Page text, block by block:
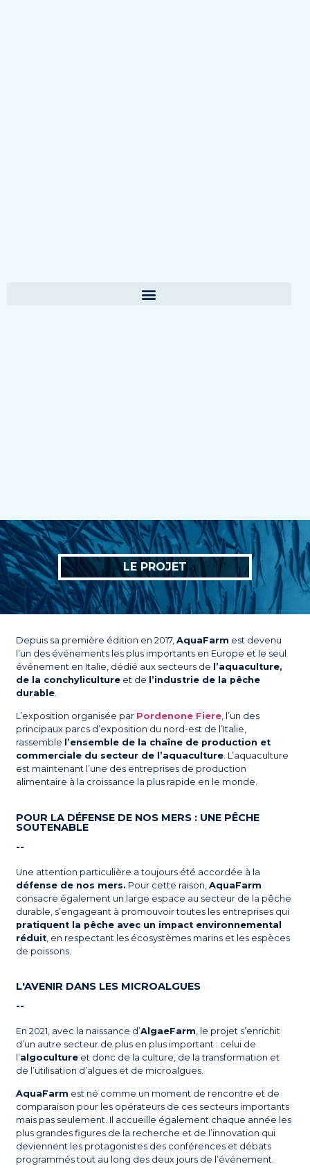
LE PROJET
Depuis sa première édition en 2017,AquaFarm est devenu
l’un des événements les plus importants en Europe et le seul
événement en Italie, dédié aux secteurs de l’aquaculture,
de la conchyliculture et de l’industrie de la pêche
durable
L’exposition organisée par Pordenone Fiere, l’un des
principaux parcs d’exposition du nord-est de l’Italie,
rassemble l’ensemble de la chaîne de production et
commerciale du secteur de l’aquaculture. L’aquaculture
est maintenant l’une des entreprises de production
alimentaire à la croissance la plus rapide en le monde.
POUR LA DÉFENSE DE NOS MERS : UNE PÊCHE
SOUTENABLE
--
Une attention particulière a toujours été accordée à la
défense de nos mers. Pour cette raison,AquaFarm
consacre également un large espace au secteur de la pêche
durable, s’engageant à promouvoir toutes les entreprises qui
pratiquent la pêche avec un impact environnemental
réduit , en respectant les écosystèmes marins et les espèces
de poissons.
L'AVENIR DANS LES MICROALGUES
--
En 2021, avec la naissance d’AlgaeFarm, le projet s’enrichit
d’un autre secteur de plus en plus important : celui de
l’algoculture et donc de la culture, de la transformation et
de l’utilisation d’algues et de microalgues.
AquaFarm est né comme un moment de rencontre et de
comparaison pour les opérateurs de ces secteurs importants
mais pas seulement. Il accueille également chaque année les
plus grandes figures de la recherche et de l’innovation qui
deviennent les protagonistes des conférences et débats
programmés tout au long des deux jours de l’événement.